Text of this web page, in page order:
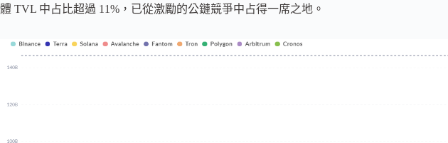
體 TVL 中占比超過 11%，已從激勵的公鏈競爭中占得一席之地。